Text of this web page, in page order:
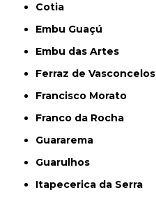
Cotia
Embu Guaçú
Embu das Artes
Ferraz de Vasconcelos
Francisco Morato
Franco da Rocha
Guararema
Guarulhos
Itapecerica da Serra